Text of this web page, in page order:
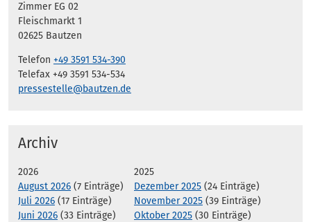
Zimmer EG 02
Fleischmarkt 1
02625 Bautzen
Telefon +49 3591 534-390
Telefax +49 3591 534-534
pressestelle@bautzen.de
Archiv
2026
August 2026 (7 Einträge)
Juli 2026 (17 Einträge)
Juni 2026 (33 Einträge)
2025
Dezember 2025 (24 Einträge)
November 2025 (39 Einträge)
Oktober 2025 (30 Einträge)